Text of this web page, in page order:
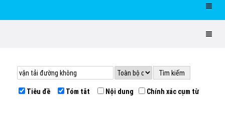
Tiêu đề Tóm tắt Nội dung Chính xác cụm từ